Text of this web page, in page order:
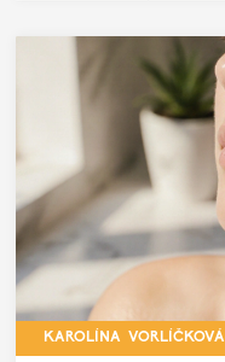
KAROLÍNA VORLÍČKOVÁ